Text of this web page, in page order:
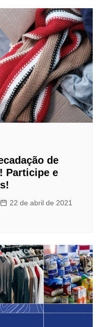
de
Participe e
22 de abril de 2021